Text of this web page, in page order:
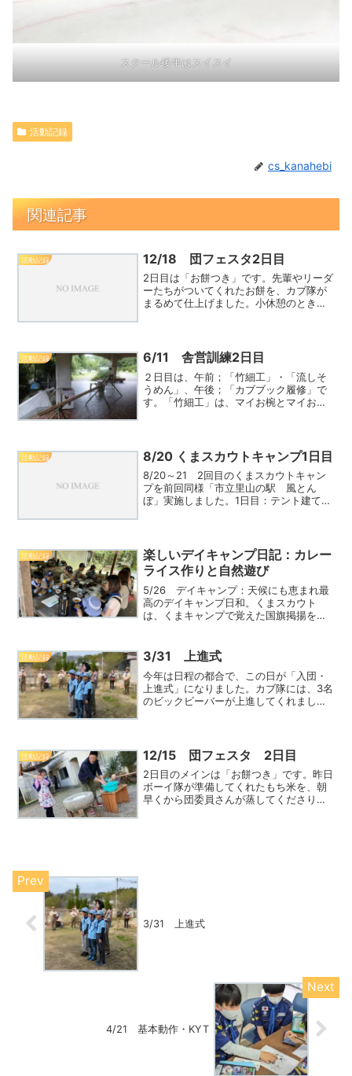
スクール後半はスイスイ
活動記録
cs_kanahebi
関連記事
活動記録 12/18 団フェスタ2日目
2日目は「お餅つき」です。先輩やリーダ
ーたちがついてくれたお餅を、カブ隊が
まるめて仕上げました。小休憩のとき団
に順番が回ってきたのでみReadMore...
活動記録 6/11 舎営訓練2日目
２日目は、午前；「竹細工」・「流しそ
うめん」、午後；「カブブック履修」で
す。「竹細工」は、マイお椀とマイお箸
さに切りだした竹筒を、助ReadMore...
活動記録 8/20 くまスカウトキャンプ1日目
8/20～21 2回目のくまスカウトキャン
プを前回同様「市立里山の駅 風とん
ぼ」実施しました。1日目：テント建て、
かったので家方テンReadMore...
活動記録
楽しいデイキャンプ日記：カレー
ライス作りと自然遊び
5/26 デイキャンプ：天候にも恵まれ最
高のデイキャンプ日和。くまスカウト
は、くまキャンプで覚えた国旗掲揚を実
ンプログラムは、”みんな大好きカレーラ
イス”作り。リーダーかReadMore...
活動記録 3/31 上進式
今年は日程の都合で、この日が「入団・
上進式」になりました。カブ隊には、3名
のビックビーバーが上進してくれまし
ー隊長の別れ言葉と激励飛ReadMore...
活動記録 12/15 団フェスタ 2日目
2日目のメインは「お餅つき」です。昨日
ボーイ隊が準備してくれたもち米を、朝
早くから団委員さんが蒸してくださり、
3/31 上進式
4/21 基本動作・KYT